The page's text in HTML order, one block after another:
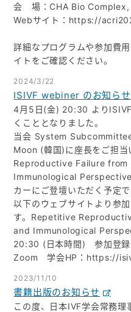
会 場：CHA Bio
Webサイト：https://
詳細なプログラムや参加費
イトをご確認ください。
2024/3/22
ISIVF webiner のお知らせ
4月5日(金) 20:30 より
くこととなりました。
当会 System
Moon (韓国)に座長をご担
Reproductive Failure
Immunological
カーにご登壇いただく予定
以下のウェブサイトより参
す。Repetitive
and Immunological
20:30 (日本時間) 参加登
Zoom 学会HP：https://
2023/11/10
書籍出版のお知らせ
この度、日本IVF学会常務